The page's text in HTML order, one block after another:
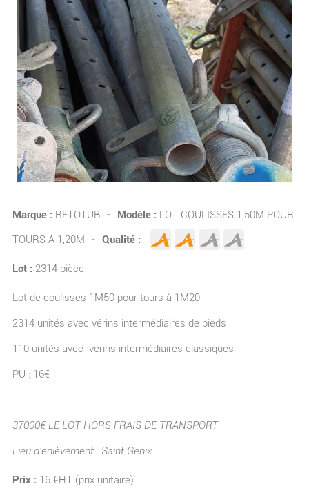
Marque : RETOTUB - Modèle : LOT COULISSES 1,50M POUR
TOURS A 1,20M
- Qualité :
Lot : 2314 pièce
Lot de coulisses 1M50 pour tours à 1M20
2314 unités avec vérins intermédiaires de pieds
110 unités avec vérins intermédiaires classiques
PU : 16€
37000€ LE LOT HORS FRAIS DE TRANSPORT
Lieu d'enlèvement : Saint Genix
Prix : 16 €HT (prix unitaire)